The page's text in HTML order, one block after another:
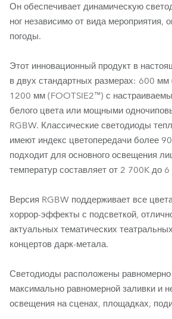
Он обеспечивает динамическую
ног независимо от вида
погоды.
Этот инновационный продукт в
в двух стандартных размерах: 600
1200 мм (FOOTSIE2™) с
белого цвета или мощными
RGBW. Классические светодиоды
имеют индекс цветопередачи более
подходит для основного освещения
температур составляет от 2 700K до
Версия RGBW поддерживает все
хоррор-эффекты с подсветкой,
актуальных тематических
концертов дарк-метала.
Светодиоды расположены
максимально равномерной заливки и
освещения на сценах, площадках,